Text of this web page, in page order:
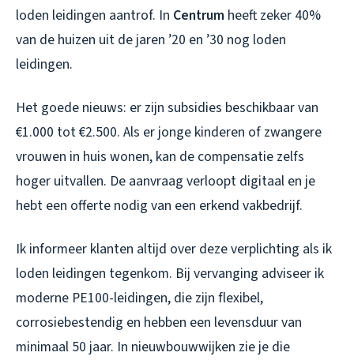
loden leidingen aantrof. In Centrum heeft zeker 40%
van de huizen uit de jaren ’20 en ’30 nog loden
leidingen.
Het goede nieuws: er zijn subsidies beschikbaar van
€1.000 tot €2.500. Als er jonge kinderen of zwangere
vrouwen in huis wonen, kan de compensatie zelfs
hoger uitvallen. De aanvraag verloopt digitaal en je
hebt een offerte nodig van een erkend vakbedrijf.
Ik informeer klanten altijd over deze verplichting als ik
loden leidingen tegenkom. Bij vervanging adviseer ik
moderne PE100-leidingen, die zijn flexibel,
corrosiebestendig en hebben een levensduur van
minimaal 50 jaar. In nieuwbouwwijken zie je die